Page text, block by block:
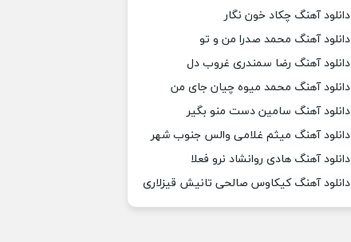
دانلود آهنگ چکاد خون نگار
دانلود آهنگ محمد صدرا من و تو
دانلود آهنگ رضا سمندری غروب دل
دانلود آهنگ محمد میوه چیان جای من
دانلود آهنگ سامین دست منو بگیر
دانلود آهنگ میثم غلامی والس جنوب شهر
دانلود آهنگ هادی روانشاد نرو فعلا
دانلود آهنگ کیکاوس صالحی تانیش قیزلاری